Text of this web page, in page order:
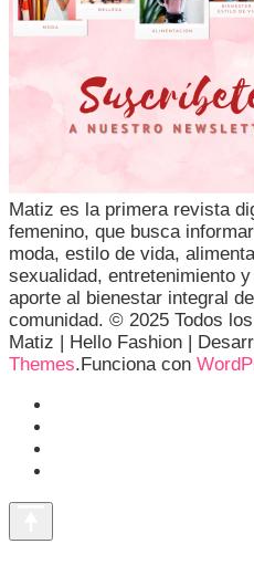
Matiz es la primera revista
femenino, que busca
moda, estilo de vida,
sexualidad, entretenimiento
aporte al bienestar integral
comunidad. © 2025 Todos
Matiz | Hello Fashion |
Themes.Funciona con